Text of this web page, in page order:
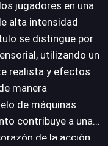
jugadores en una
alta intensidad
se distingue por
utilizando un
realista y efectos
manera
de máquinas.
contribuye a una
de la acción.